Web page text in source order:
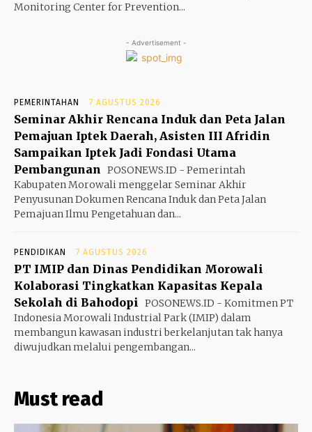
Monitoring Center for Prevention...
- Advertisement -
PEMERINTAHAN 7 AGUSTUS 2026
Seminar Akhir Rencana Induk dan Peta Jalan
Pemajuan Iptek Daerah, Asisten III Afridin
Sampaikan Iptek Jadi Fondasi Utama
Pembangunan POSONEWS.ID - Pemerintah
Kabupaten Morowali menggelar Seminar Akhir
Penyusunan Dokumen Rencana Induk dan Peta Jalan
Pemajuan Ilmu Pengetahuan dan...
PENDIDIKAN 7 AGUSTUS 2026
PT IMIP dan Dinas Pendidikan Morowali
Kolaborasi Tingkatkan Kapasitas Kepala
Sekolah di Bahodopi POSONEWS.ID - Komitmen PT
Indonesia Morowali Industrial Park (IMIP) dalam
membangun kawasan industri berkelanjutan tak hanya
diwujudkan melalui pengembangan...
Must read